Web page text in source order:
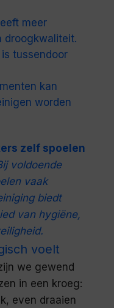
meer
droogkwaliteit.
tussendoor
kan
worden
zelf spoelen
voldoende
vaak
biedt
van hygiëne,
voelt
we gewend
in een kroeg:
even draaien